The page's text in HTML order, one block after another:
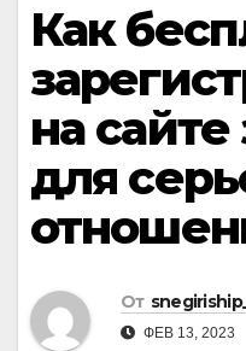
Как
на сайте
для
От
ФЕВ 13, 2023